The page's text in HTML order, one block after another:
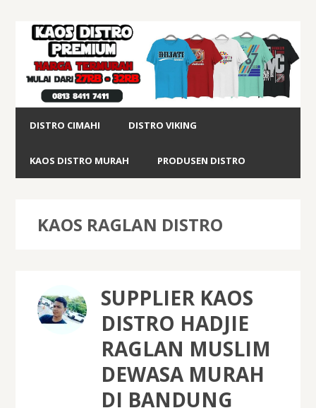
DISTRO CIMAHI DISTRO VIKING
KAOS DISTRO MURAH PRODUSEN DISTRO
KAOS RAGLAN DISTRO
SUPPLIER KAOS
DISTRO HADJIE
RAGLAN MUSLIM
DEWASA MURAH
DI BANDUNG